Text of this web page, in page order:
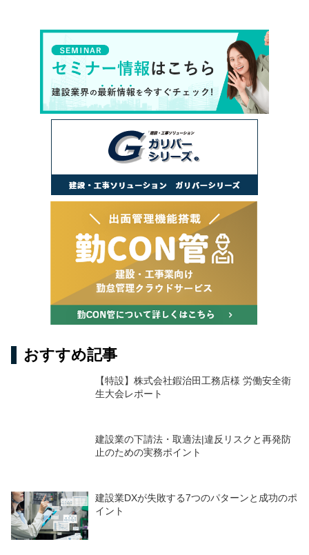
おすすめ記事
【特設】株式会社鍜治田工務店様 労働安全衛
生大会レポート
建設業の下請法・取適法|違反リスクと再発防
止のための実務ポイント
建設業DXが失敗する7つのパターンと成功のポ
イント